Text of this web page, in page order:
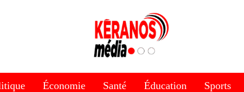
Économie Santé Éducation Sports